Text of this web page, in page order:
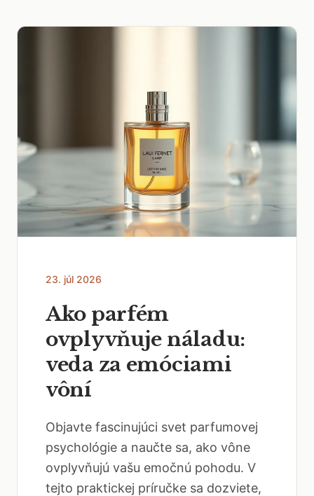
23. júl 2026
Ako parfém
ovplyvňuje náladu:
veda za emóciami
vôní
Objavte fascinujúci svet parfumovej
psychológie a naučte sa, ako vône
ovplyvňujú vašu emočnú pohodu. V
tejto praktickej príručke sa dozviete,